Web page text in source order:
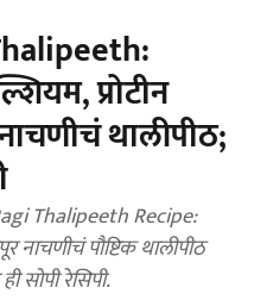
प्रोटीन
थालीपीठ;
Thalipeeth Recipe:
पौष्टिक थालीपीठ
सोपी रेसिपी.